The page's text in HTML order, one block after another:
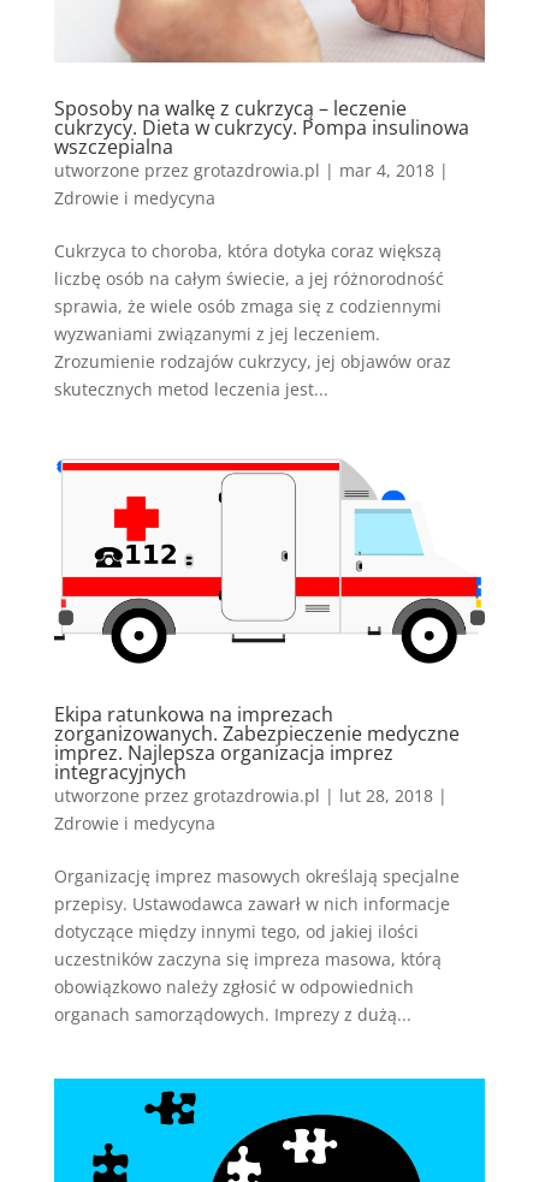
Sposoby na walkę z cukrzycą – leczenie
cukrzycy. Dieta w cukrzycy. Pompa insulinowa
wszczepialna
utworzone przez grotazdrowia.pl | mar 4, 2018|
Zdrowie i medycyna
Cukrzyca to choroba, która dotyka coraz większą
liczbę osób na całym świecie, a jej różnorodność
sprawia, że wiele osób zmaga się z codziennymi
wyzwaniami związanymi z jej leczeniem.
Zrozumienie rodzajów cukrzycy, jej objawów oraz
skutecznych metod leczenia jest...
Ekipa ratunkowa na imprezach
zorganizowanych. Zabezpieczenie medyczne
imprez. Najlepsza organizacja imprez
integracyjnych
utworzone przez grotazdrowia.pl | lut 28, 2018|
Zdrowie i medycyna
Organizację imprez masowych określają specjalne
przepisy. Ustawodawca zawarł w nich informacje
dotyczące między innymi tego, od jakiej ilości
uczestników zaczyna się impreza masowa, którą
obowiązkowo należy zgłosić w odpowiednich
organach samorządowych. Imprezy z dużą...